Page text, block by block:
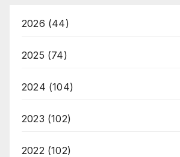
2026 (44)
2025 (74)
2024 (104)
2023 (102)
2022 (102)